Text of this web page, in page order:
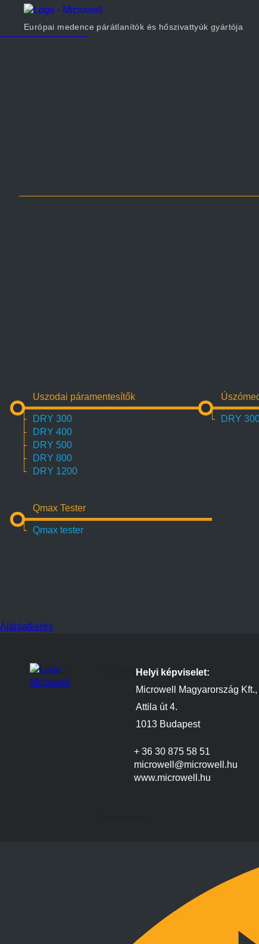
Európai medence párátlanítók és hőszivattyúk gyártója
Termékek
Méretezés Kapcsolat
Uszodai páramentesítők
DRY 300
DRY 400
DRY 500
DRY 800
DRY 1200
DRY
Qmax Tester
Qmax tester
Ajánlatkérés
Helyi képviselet:
Microwell Magyarország Kft.,
Attila út 4.
1013 Budapest
+ 36 30 875 58 51
microwell@microwell.hu
www.microwell.hu